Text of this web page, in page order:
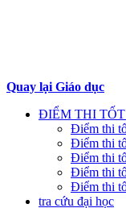
Quay lại Giáo dục
ĐIỂM THI
Điểm thi
Điểm thi
Điểm thi
Điểm thi
Điểm thi
tra cứu đại học